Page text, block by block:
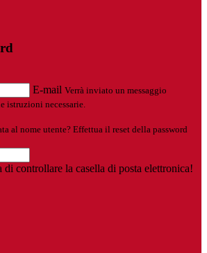
E-mail Verrà inviato un messaggio
istruzioni necessarie.
al nome utente? Effettua il reset della password
controllare la casella di posta elettronica!